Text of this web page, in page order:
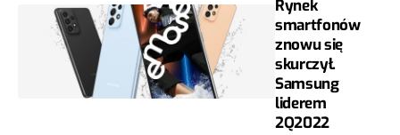
Rynek
smartfonów
znowu się
skurczył.
Samsung
liderem
2Q2022